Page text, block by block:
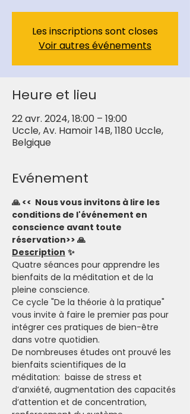
Les inscriptions sont closes
Voir autres événements
Heure et lieu
22 avr. 2024, 18:00 – 19:00
Uccle, Av. Hamoir 14B, 1180 Uccle,
Belgique
Evénement
🙏 <<  Nous vous invitons à lire les
conditions de l'événement en
conscience avant toute
réservation>> 🙏
Description ✨
Quatre séances pour apprendre les
bienfaits de la méditation et de la
pleine conscience.
Ce cycle "De la théorie à la pratique"
vous invite à faire le premier pas pour
intégrer ces pratiques de bien-être
dans votre quotidien.
De nombreuses études ont prouvé les
bienfaits scientifiques de la
méditation:  baisse de stress et
d’anxiété, augmentation des capacités
d’attention et de concentration,